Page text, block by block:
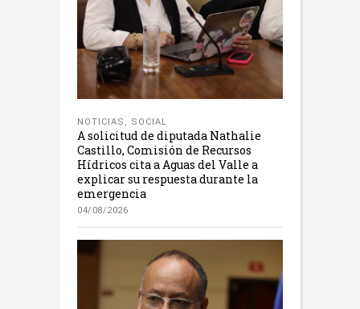
NOTICIAS , SOCIAL
A solicitud de diputada Nathalie
Castillo, Comisión de Recursos
Hídricos cita a Aguas del Valle a
explicar su respuesta durante la
emergencia
04/08/2026